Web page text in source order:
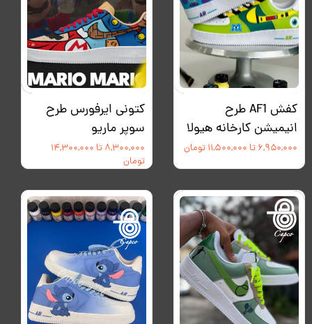
کفش AF1 طرح
انیمیشن کارخانه هیولا
۶,۹۵۰,۰۰۰ تا ۱۱,۵۰۰,۰۰۰ تومان
کتونی ایرفورس طرح
سوپر ماریو
۸,۳۰۰,۰۰۰ تا ۱۴,۳۰۰,۰۰۰
تومان